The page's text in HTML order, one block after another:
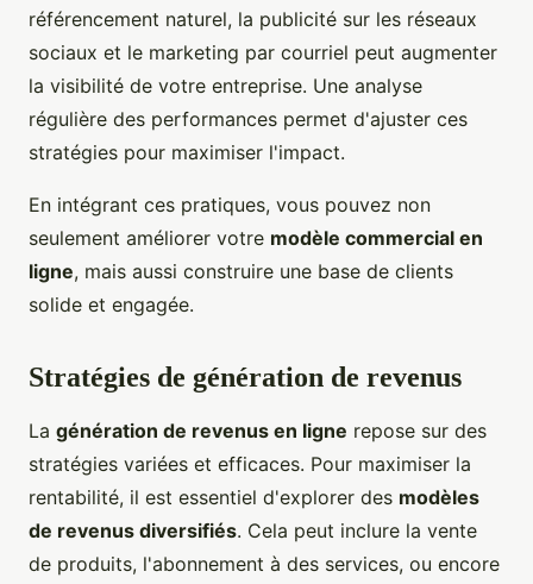
référencement naturel, la publicité sur les réseaux
sociaux et le marketing par courriel peut augmenter
la visibilité de votre entreprise. Une analyse
régulière des performances permet d'ajuster ces
stratégies pour maximiser l'impact.
En intégrant ces pratiques, vous pouvez non
seulement améliorer votre modèle commercial en
ligne, mais aussi construire une base de clients
solide et engagée.
Stratégies de génération de revenus
La génération de revenus en ligne repose sur des
stratégies variées et efficaces. Pour maximiser la
rentabilité, il est essentiel d'explorer des modèles
de revenus diversifiés. Cela peut inclure la vente
de produits, l'abonnement à des services, ou encore